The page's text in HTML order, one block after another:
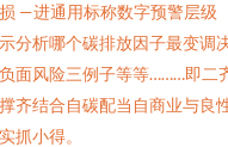
—进通用标称数字预警层级
分析哪个碳排放因子最变调
面风险三例子等等………即二
齐结合自碳配当自商业与良
抓小得。